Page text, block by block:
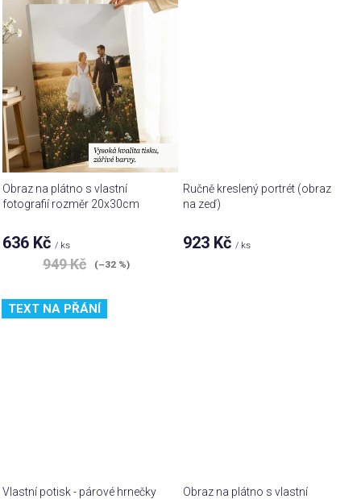
Obraz na plátno s vlastní
fotografií rozměr 20x30cm
636 Kč/ ks
949 Kč (–32 %)
Ručně kreslený portrét (obraz
na zeď)
923 Kč/ ks
TEXT NA PŘÁNÍ
Vlastní potisk - párové hrnečky
Obraz na plátno s vlastní